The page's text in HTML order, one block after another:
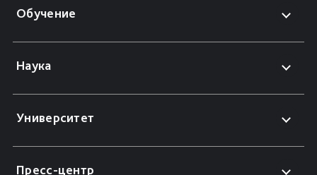
Обучение
Наука
Университет
Пресс-центр